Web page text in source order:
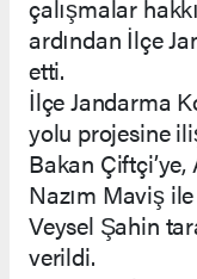
çalışmalar
ardından İlçe
etti.
İlçe Jandarma
yolu projesine
Bakan
Nazım Maviş
Veysel Şahin
verildi.